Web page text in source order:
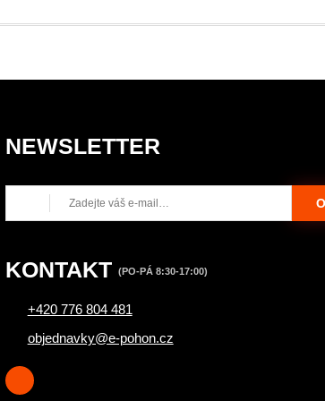
NEWSLETTER
KONTAKT (PO-PÁ 8:30-17:00)
+420 776 804 481
objednavky@e-pohon.cz